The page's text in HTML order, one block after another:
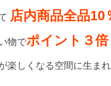
店内商品全品10
物でポイント３
楽しくなる空間に生ま